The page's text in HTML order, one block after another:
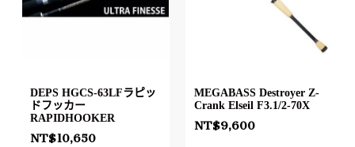
DEPS HGCS-63LFラピッ
ドフッカー
RAPIDHOOKER
NT$10,650
MEGABASS Destroyer Z-
Crank Elseil F3.1/2-70X
NT$9,600